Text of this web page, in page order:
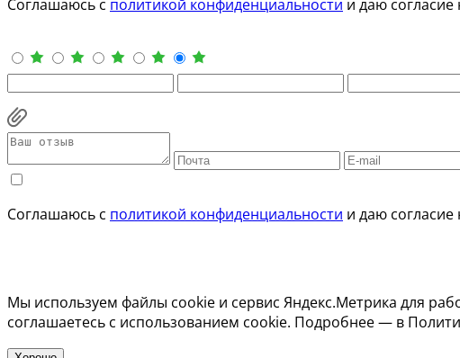
Соглашаюсь с политикой конфиденциальности и даю согласие
Соглашаюсь с политикой конфиденциальности и даю согласие
Мы используем файлы cookie и сервис Яндекс.Метрика для
соглашаетесь с использованием cookie. Подробнее — в